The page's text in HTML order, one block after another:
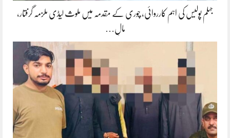
جہلم پولیس کی اہم کارروائی، چوری کے مقدمہ میں ملوث لیڈی ملزمہ گرفتار،
مالِ…